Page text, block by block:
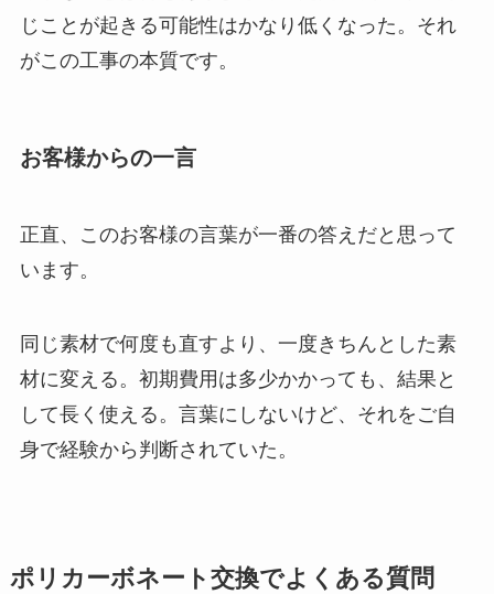
じことが起きる可能性はかなり低くなった。それ
がこの工事の本質です。
お客様からの一言
正直、このお客様の言葉が一番の答えだと思って
います。
同じ素材で何度も直すより、一度きちんとした素
材に変える。初期費用は多少かかっても、結果と
して長く使える。言葉にしないけど、それをご自
身で経験から判断されていた。
ポリカーボネート交換でよくある質問